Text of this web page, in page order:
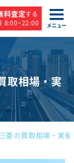
料査定する
8:00~22:00
メニュー
取相場・実
三菱の買取相場・実績